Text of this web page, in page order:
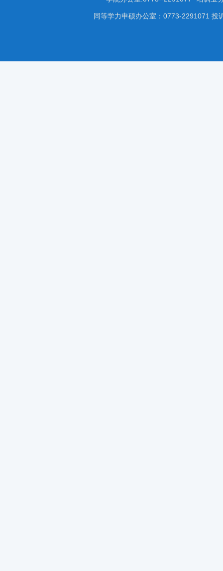
同等学力申硕办公室：0773-2291071